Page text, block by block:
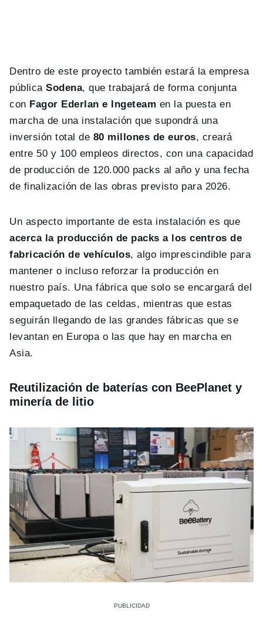
Dentro de este proyecto también estará la empresa
públicaSodena, que trabajará de forma conjunta
con Fagor Ederlan e Ingeteam en la puesta en
marcha de una instalación que supondrá una
inversión total de 80 millones de euros, creará
entre 50 y 100 empleos directos, con una capacidad
de producción de 120.000 packs al año y una fecha
de finalización de las obras previsto para 2026.
Un aspecto importante de esta instalación es que
acerca la producción de packs a los centros de
fabricación de vehículos, algo imprescindible para
mantener o incluso reforzar la producción en
nuestro país. Una fábrica que solo se encargará del
empaquetado de las celdas, mientras que estas
seguirán llegando de las grandes fábricas que se
levantan en Europa o las que hay en marcha en
Asia.
Reutilización de baterías con BeePlanet y
minería de litio